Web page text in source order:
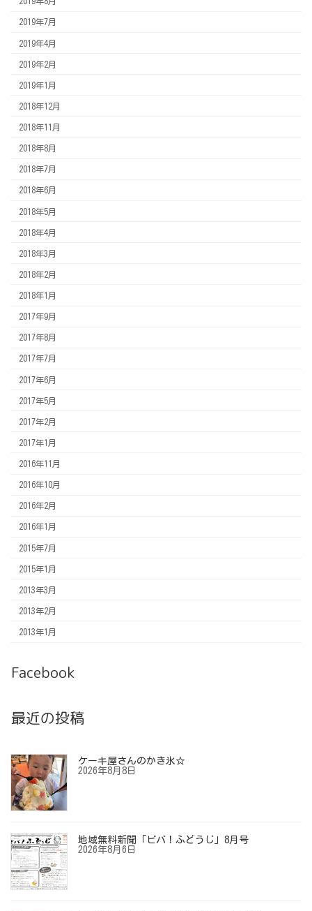
2019年7月
2019年4月
2019年2月
2019年1月
2018年12月
2018年11月
2018年8月
2018年7月
2018年6月
2018年5月
2018年4月
2018年3月
2018年2月
2018年1月
2017年9月
2017年8月
2017年7月
2017年6月
2017年5月
2017年2月
2017年1月
2016年11月
2016年10月
2016年2月
2016年1月
2015年7月
2015年1月
2013年3月
2013年2月
2013年1月
Facebook
最近の投稿
ケーキ屋さんのかき氷☆
2026年8月8日
地域無料新聞「ビバ！ふどうじ」8月号
2026年8月6日